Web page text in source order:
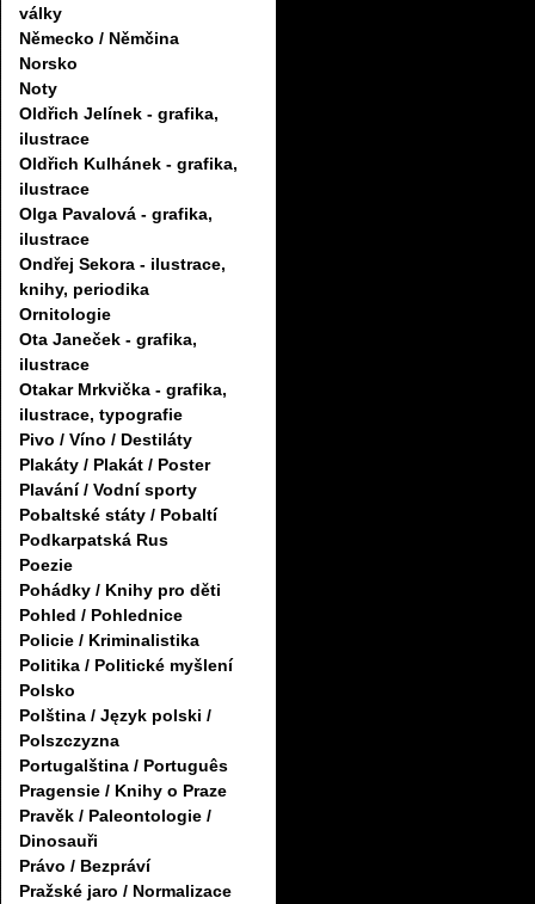
války
Německo / Němčina
Norsko
Noty
Oldřich Jelínek - grafika,
ilustrace
Oldřich Kulhánek - grafika,
ilustrace
Olga Pavalová - grafika,
ilustrace
Ondřej Sekora - ilustrace,
knihy, periodika
Ornitologie
Ota Janeček - grafika,
ilustrace
Otakar Mrkvička - grafika,
ilustrace, typografie
Pivo / Víno / Destiláty
Plakáty / Plakát / Poster
Plavání / Vodní sporty
Pobaltské státy / Pobaltí
Podkarpatská Rus
Poezie
Pohádky / Knihy pro děti
Pohled / Pohlednice
Policie / Kriminalistika
Politika / Politické myšlení
Polsko
Polština / Język polski /
Polszczyzna
Portugalština / Português
Pragensie / Knihy o Praze
Pravěk / Paleontologie /
Dinosauři
Právo / Bezpráví
Pražské jaro / Normalizace